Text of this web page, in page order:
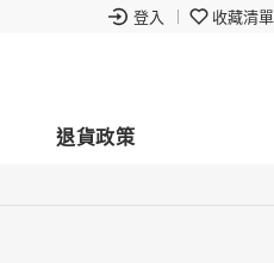
登入 收藏清單
退貨政策